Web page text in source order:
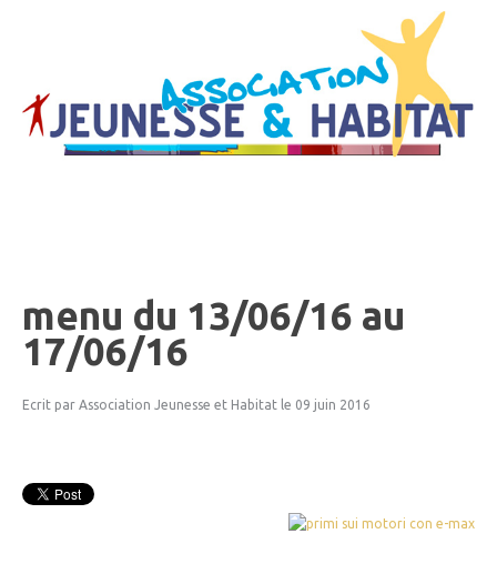
menu du 13/06/16 au
17/06/16
Ecrit par Association Jeunesse et Habitat le 09 juin 2016